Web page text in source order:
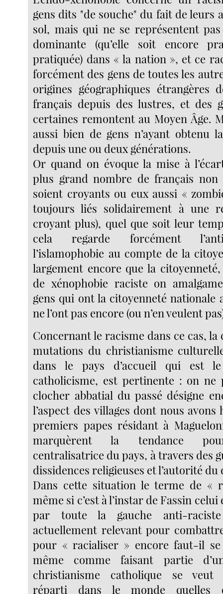
gens dits "de souche" du fait de leurs
sol, mais qui ne se représentent
dominante (qu’elle soit encore
pratiquée) dans « la nation », et ce
forcément des gens de toutes les
origines géographiques étrangères
français depuis des lustres, et des
certaines remontent au Moyen Âge.
aussi bien de gens n’ayant obtenu
depuis une ou deux générations.
Or quand on évoque la mise à
plus grand nombre de français non
soient croyants ou eux aussi «
toujours liés solidairement à une
croyant plus), quel que soit leur
cela regarde forcément
l’islamophobie au compte de la
largement encore que la
de xénophobie raciste on
gens qui ont la citoyenneté nationale
ne l’ont pas encore (ou n’en veulent
Concernant le racisme dans ce cas,
mutations du christianisme
dans le pays d’accueil qui est
catholicisme, est pertinente : on ne
clocher abbatial du passé désigne
l’aspect des villages dont nous
premiers papes résidant à
marquèrent la tendance
centralisatrice du pays, à travers des
dissidences religieuses et l’autorité
Dans cette situation le terme de «
même si c’est à l’instar de Fassin
par toute la gauche anti-
actuellement relevant pour
pour « racialiser » encore faut-il
même comme faisant partie
christianisme catholique se veut
réparti dans le monde quelles